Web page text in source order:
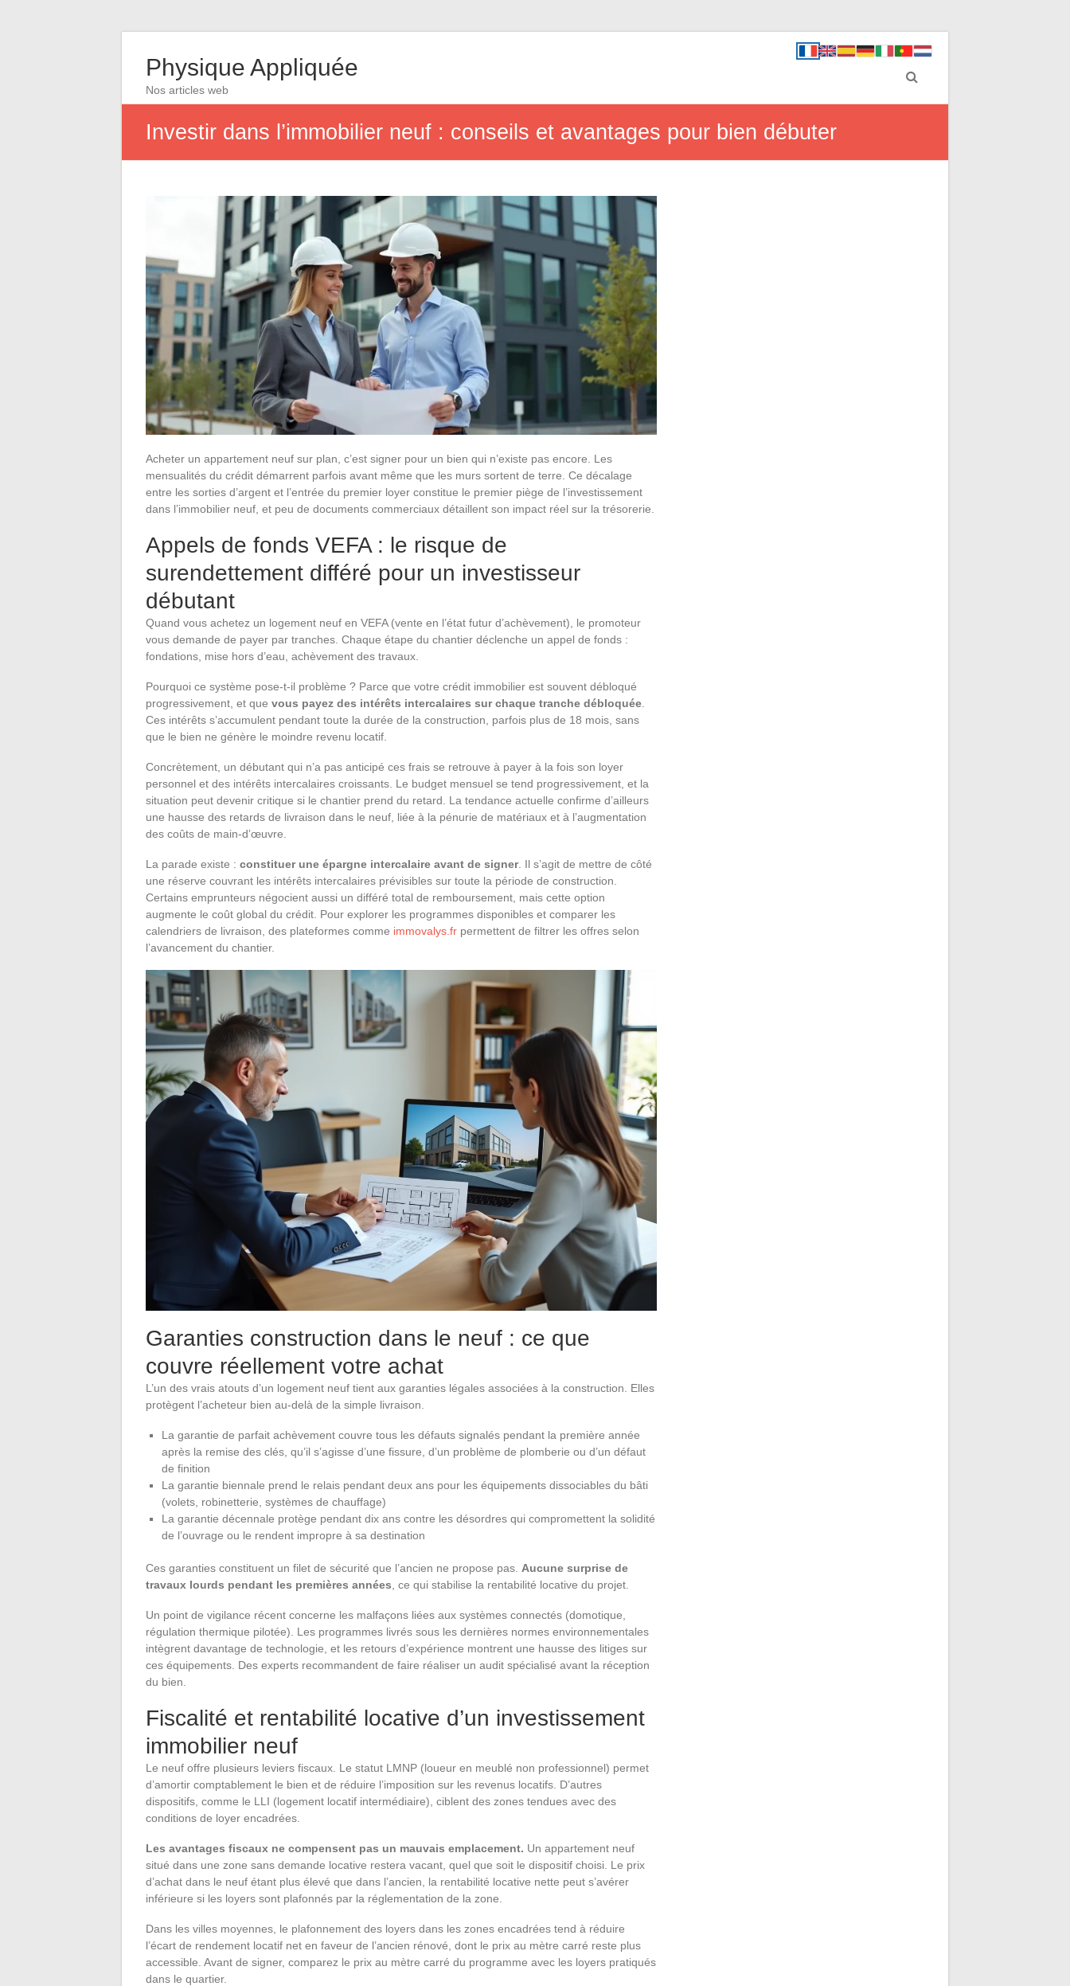
Physique Appliquée
Nos articles web
Investir dans l’immobilier neuf : conseils et avantages pour bien débuter
Acheter un appartement neuf sur plan, c’est signer pour un bien qui n’existe pas encore. Les
mensualités du crédit démarrent parfois avant même que les murs sortent de terre. Ce décalage
entre les sorties d’argent et l’entrée du premier loyer constitue le premier piège de l’investissement
dans l’immobilier neuf, et peu de documents commerciaux détaillent son impact réel sur la trésorerie.
Appels de fonds VEFA : le risque de
surendettement différé pour un investisseur
débutant
Quand vous achetez un logement neuf en VEFA (vente en l’état futur d’achèvement), le promoteur
vous demande de payer par tranches. Chaque étape du chantier déclenche un appel de fonds :
fondations, mise hors d’eau, achèvement des travaux.
Pourquoi ce système pose-t-il problème ? Parce que votre crédit immobilier est souvent débloqué
progressivement, et que vous payez des intérêts intercalaires sur chaque tranche débloquée
Ces intérêts s’accumulent pendant toute la durée de la construction, parfois plus de 18 mois, sans
que le bien ne génère le moindre revenu locatif.
Concrètement, un débutant qui n’a pas anticipé ces frais se retrouve à payer à la fois son loyer
personnel et des intérêts intercalaires croissants. Le budget mensuel se tend progressivement, et la
situation peut devenir critique si le chantier prend du retard. La tendance actuelle confirme d’ailleurs
une hausse des retards de livraison dans le neuf, liée à la pénurie de matériaux et à l’augmentation
des coûts de main-d’œuvre.
La parade existe : constituer une épargne intercalaire avant de signer. Il s’agit de mettre de côté
une réserve couvrant les intérêts intercalaires prévisibles sur toute la période de construction.
Certains emprunteurs négocient aussi un différé total de remboursement, mais cette option
augmente le coût global du crédit. Pour explorer les programmes disponibles et comparer les
calendriers de livraison, des plateformes comme immovalys.fr permettent de filtrer les offres selon
l’avancement du chantier.
Garanties construction dans le neuf : ce que
couvre réellement votre achat
L’un des vrais atouts d’un logement neuf tient aux garanties légales associées à la construction. Elles
protègent l’acheteur bien au-delà de la simple livraison.
La garantie de parfait achèvement couvre tous les défauts signalés pendant la première année
après la remise des clés, qu’il s’agisse d’une fissure, d’un problème de plomberie ou d’un défaut
de finition
La garantie biennale prend le relais pendant deux ans pour les équipements dissociables du bâti
(volets, robinetterie, systèmes de chauffage)
La garantie décennale protège pendant dix ans contre les désordres qui compromettent la solidité
de l’ouvrage ou le rendent impropre à sa destination
Ces garanties constituent un filet de sécurité que l’ancien ne propose pas. Aucune surprise de
travaux lourds pendant les premières années , ce qui stabilise la rentabilité locative du projet.
Un point de vigilance récent concerne les malfaçons liées aux systèmes connectés (domotique,
régulation thermique pilotée). Les programmes livrés sous les dernières normes environnementales
intègrent davantage de technologie, et les retours d’expérience montrent une hausse des litiges sur
ces équipements. Des experts recommandent de faire réaliser un audit spécialisé avant la réception
du bien.
Fiscalité et rentabilité locative d’un investissement
immobilier neuf
Le neuf offre plusieurs leviers fiscaux. Le statut LMNP (loueur en meublé non professionnel) permet
d’amortir comptablement le bien et de réduire l’imposition sur les revenus locatifs. D’autres
dispositifs, comme le LLI (logement locatif intermédiaire), ciblent des zones tendues avec des
conditions de loyer encadrées.
Les avantages fiscaux ne compensent pas un mauvais emplacement. Un appartement neuf
situé dans une zone sans demande locative restera vacant, quel que soit le dispositif choisi. Le prix
d’achat dans le neuf étant plus élevé que dans l’ancien, la rentabilité locative nette peut s’avérer
inférieure si les loyers sont plafonnés par la réglementation de la zone.
Dans les villes moyennes, le plafonnement des loyers dans les zones encadrées tend à réduire
l’écart de rendement locatif net en faveur de l’ancien rénové, dont le prix au mètre carré reste plus
accessible. Avant de signer, comparez le prix au mètre carré du programme avec les loyers pratiqués
dans le quartier.